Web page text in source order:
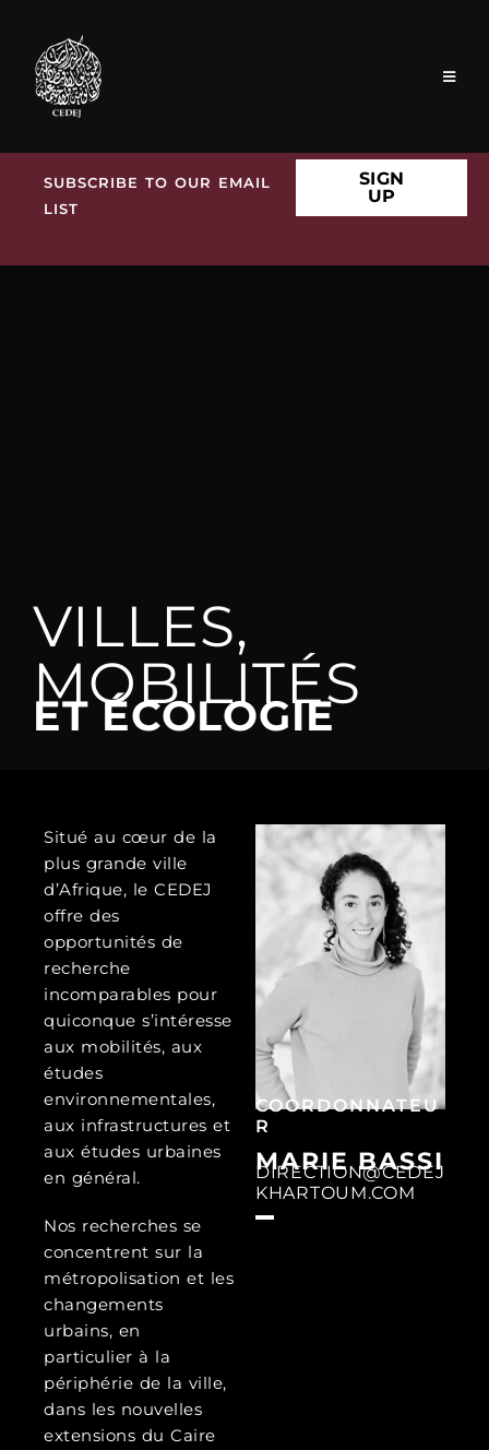
SUBSCRIBE TO OUR EMAIL
LIST
SIGN
UP
VILLES,
MOBILITÉS
ET ÉCOLOGIE
Situé au cœur de la
plus grande ville
d’Afrique, le CEDEJ
offre des
opportunités de
recherche
incomparables pour
quiconque s’intéresse
aux mobilités, aux
études
environnementales,
aux infrastructures et
aux études urbaines
en général.
Nos recherches se
concentrent sur la
métropolisation et les
changements
urbains, en
particulier à la
périphérie de la ville,
dans les nouvelles
extensions du Caire
COORDONNATEU
R
MARIE BASSI
DIRECTION@CEDEJ
KHARTOUM.COM